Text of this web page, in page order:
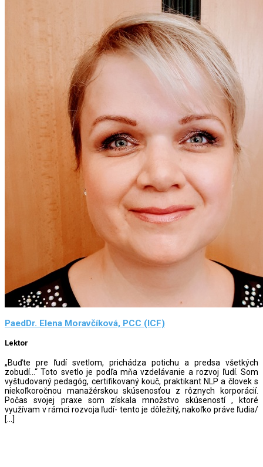
PaedDr. Elena Moravčíková, PCC (ICF)
Lektor
„Buďte pre ľudí svetlom, prichádza potichu a predsa všetkých
zobudí…“ Toto svetlo je podľa mňa vzdelávanie a rozvoj ľudí. Som
vyštudovaný pedagóg, certifikovaný kouč, praktikant NLP a človek s
niekoľkoročnou manažérskou skúsenosťou z rôznych korporácií.
Počas svojej praxe som získala množstvo skúseností , ktoré
využívam v rámci rozvoja ľudí- tento je dôležitý, nakoľko práve ľudia/
[…]